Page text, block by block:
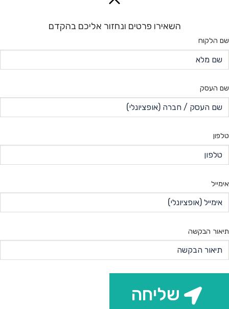
השאירו פרטים ונחזור אליכם בהקדם
שם הלקוח
שם העסק
טלפון
אימייל
תיאור הבקשה
שליחה